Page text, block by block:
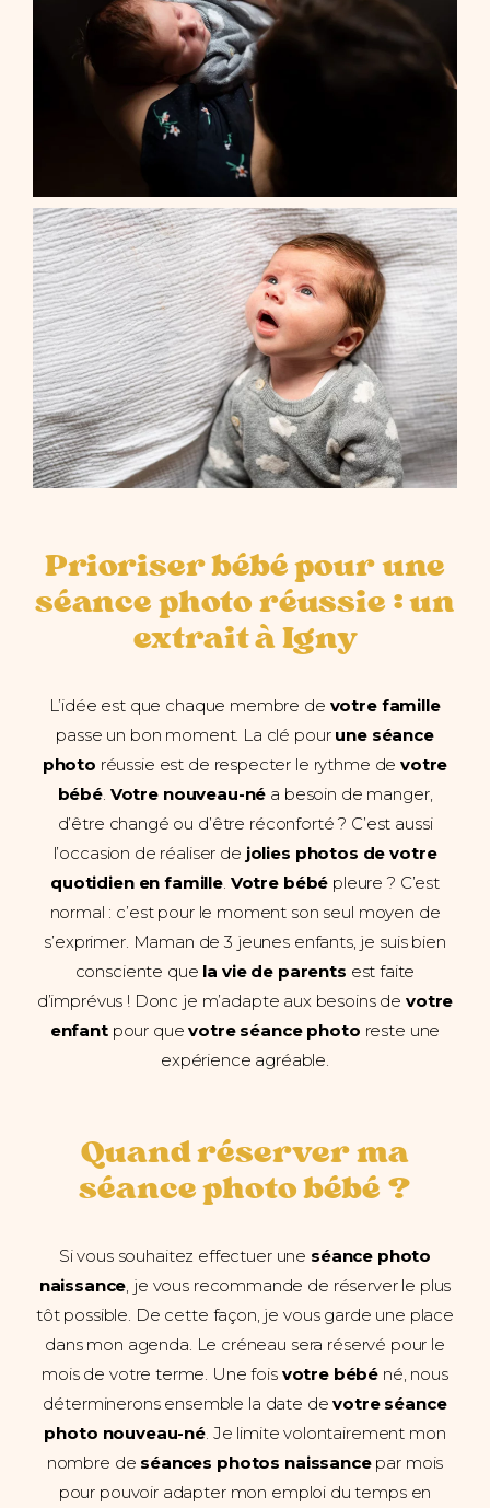
Prioriser bébé pour une
séance photo réussie : un
extrait à Igny
L’idée est que chaque membre de votre famille
passe un bon moment. La clé pour une séance
photo réussie est de respecter le rythme devotre
bébé. Votre nouveau-né a besoin de manger,
d’être changé ou d’être réconforté ? C’est aussi
l’occasion de réaliser de jolies photos de votre
quotidien en famille. Votre bébé pleure ? C’est
normal : c’est pour le moment son seul moyen de
s’exprimer. Maman de 3 jeunes enfants, je suis bien
consciente que la vie de parents est faite
d’imprévus ! Donc je m’adapte aux besoins de votre
enfant pour quevotre séance photo reste une
expérience agréable.
Quand réserver ma
séance photo bébé ?
Si vous souhaitez effectuer une séance photo
naissance, je vous recommande de réserver le plus
tôt possible. De cette façon, je vous garde une place
dans mon agenda. Le créneau sera réservé pour le
mois de votre terme. Une fois votre bébé né, nous
déterminerons ensemble la date devotre séance
photo nouveau-né. Je limite volontairement mon
nombre de séances photos naissancepar mois
pour pouvoir adapter mon emploi du temps en